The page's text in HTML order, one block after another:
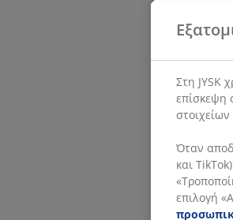
Στη JYSK
επίσκεψη
στοιχείων
Όταν
και
επιλογή